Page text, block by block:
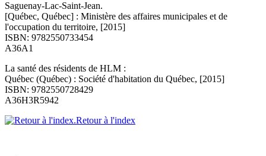
Saguenay-Lac-Saint-Jean.
[Québec, Québec] : Ministère des affaires municipales et de
l'occupation du territoire, [2015]
ISBN: 9782550733454
A36A1
La santé des résidents de HLM :
Québec (Québec) : Société d'habitation du Québec, [2015]
ISBN: 9782550728429
A36H3R5942
Retour à l'index